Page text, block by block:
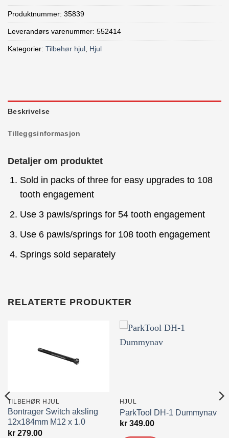
Produktnummer: 35839
Leverandørs varenummer: 552414
Kategorier: Tilbehør hjul Hjul
Beskrivelse
Tilleggsinformasjon
Detaljer om produktet
Sold in packs of three for easy upgrades to 108
tooth engagement
Use 3 pawls/springs for 54 tooth engagement
Use 6 pawls/springs for 108 tooth engagement
Springs sold separately
RELATERTE PRODUKTER
TILBEHØR HJUL
Bontrager Switch aksling
12x184mm M12 x 1.0
kr279.00
HJUL
ParkTool DH-1 Dummynav
kr349.00